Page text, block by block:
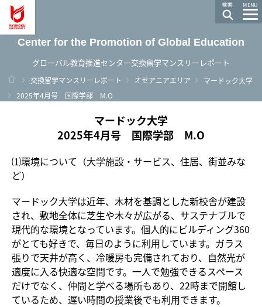
MENU
Center for the Promotion of Global Education
グローバル教育推進センター交換留学マンスリーレポート
ホーム
交換留学マンスリーレポート オセアニアエリア
マードック大学
2025年4月号 国際学部 M.O
マードック大学
2025年4月号 国際学部 M.O
⑴環境について（大学施設・サービス、住居、街並みな
ど）
マードック大学は近年、木材を基調とした新校舎が建設
され、敷地全体に芝生や木々が広がる、サステナブルで
現代的な環境となっています。個人的にビルディング360
がとても好きで、毎日のように利用しています。ガラス
張りで天井が高く、冷暖房も完備されており、自然光が
適度に入る快適な空間です。一人で勉強できるスペース
だけでなく、仲間と学べる場所もあり、22時まで開館し
ているため、遅い時間の授業後でも利用できます。